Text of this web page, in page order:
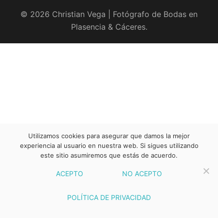
© 2026 Christian Vega | Fotógrafo de Bodas en
Plasencia & Cáceres.
Utilizamos cookies para asegurar que damos la mejor
experiencia al usuario en nuestra web. Si sigues utilizando
este sitio asumiremos que estás de acuerdo.
ACEPTO NO ACEPTO
POLÍTICA DE PRIVACIDAD